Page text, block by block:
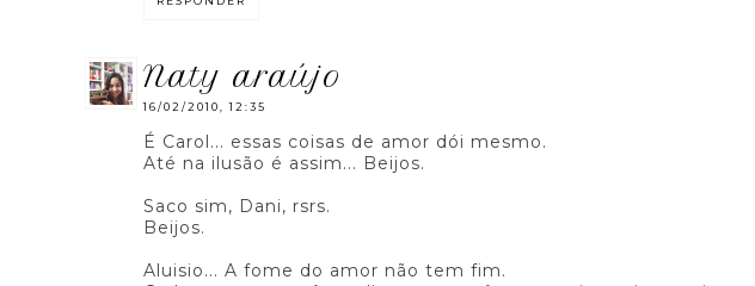
naty araújo
16/02/2010, 12:35
É Carol... essas coisas de amor dói mesmo.
Até na ilusão é assim... Beijos.
Saco sim, Dani, rsrs.
Beijos.
Aluisio... A fome do amor não tem fim.